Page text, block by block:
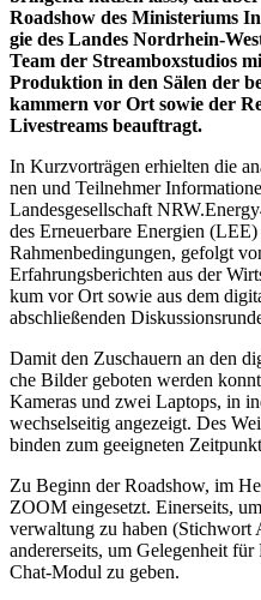
Road­show des Minis­te­ri­ums
gie des Lan­des Nord­rhein-
Team der Stream­box­stu­di­os
Pro­duk­ti­on in den Sälen der
kam­mern vor Ort sowie der
Live­streams beauftragt.
In Kurz­vor­trä­gen erhiel­ten die
nen und Teil­neh­mer
Lan­des­ge­sell­schaft
des Erneu­er­ba­re Ener­gien
Rah­men­be­din­gun­gen, gefolgt
Erfah­rungs­be­rich­ten aus der
kum vor Ort sowie aus dem
abschlie­ßen­den
Damit den Zuschau­ern an den
che Bil­der gebo­ten wer­den
Kame­ras und zwei Lap­tops, in
wech­sel­sei­tig ange­zeigt. Des
bin­den zum geeig­ne­ten
Zu Beginn der Road­show, im
ZOOM ein­ge­setzt. Einer­seits,
ver­wal­tung zu haben (Stich­wort
ande­rer­seits, um Gele­gen­heit
Chat-Modul zu geben.